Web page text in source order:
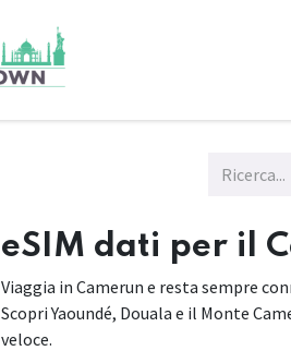
eSIM dati per il
Viaggia in Camerun e resta sempre
Scopri Yaoundé, Douala e il Monte
veloce.